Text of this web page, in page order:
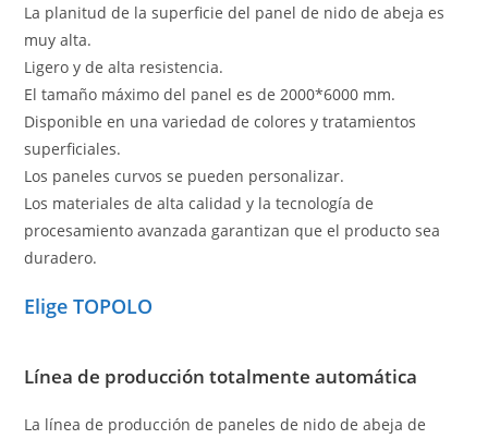
La planitud de la superficie del panel de nido de abeja es
muy alta.
Ligero y de alta resistencia.
El tamaño máximo del panel es de 2000*6000 mm.
Disponible en una variedad de colores y tratamientos
superficiales.
Los paneles curvos se pueden personalizar.
Los materiales de alta calidad y la tecnología de
procesamiento avanzada garantizan que el producto sea
duradero.
Elige TOPOLO
Línea de producción totalmente automática
La línea de producción de paneles de nido de abeja de